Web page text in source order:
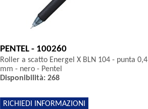
PENTEL - 100260
Roller a scatto Energel X BLN 104 - punta 0,4
mm - nero - Pentel
Disponibilità: 268
RICHIEDI INFORMAZIONI